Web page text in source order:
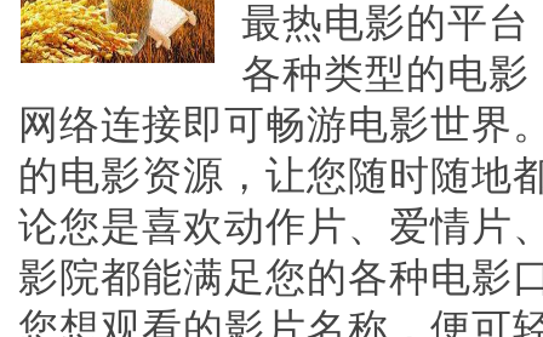
最热电影的平
各种类型的电
网络连接即可畅游电影世界
的电影资源，让您随时随地
论您是喜欢动作片、爱情片
影院都能满足您的各种电影